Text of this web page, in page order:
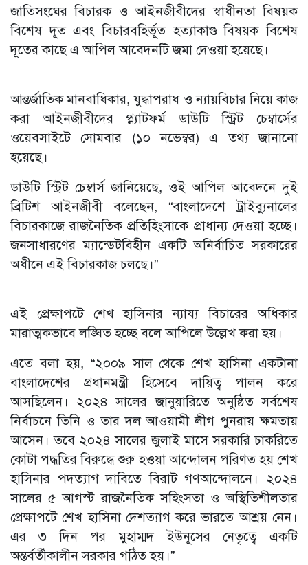
জাতিসংঘের বিচারক ও আইনজীবীদের স্বাধীনতা বিষয়ক
বিশেষ দূত এবং বিচারবহির্ভূত হত্যাকাণ্ড বিষয়ক বিশেষ
দূতের কাছে এ আপিল আবেদনটি জমা দেওয়া হয়েছে।
আন্তর্জাতিক মানবাধিকার, যুদ্ধাপরাধ ও ন্যায়বিচার নিয়ে কাজ
করা আইনজীবীদের প্ল্যাটফর্ম ডাউটি স্ট্রিট চেম্বার্সের
ওয়েবসাইটে সোমবার (১০ নভেম্বর) এ তথ্য জানানো
হয়েছে।
ডাউটি স্ট্রিট চেম্বার্স জানিয়েছে, ওই আপিল আবেদনে দুই
ব্রিটিশ আইনজীবী বলেছেন, “বাংলাদেশে ট্রাইব্যুনালের
বিচারকাজে রাজনৈতিক প্রতিহিংসাকে প্রাধান্য দেওয়া হচ্ছে।
জনসাধারণের ম্যান্ডেটবিহীন একটি অনির্বাচিত সরকারের
অধীনে এই বিচারকাজ চলছে।”
এই প্রেক্ষাপটে শেখ হাসিনার ন্যায্য বিচারের অধিকার
মারাত্মকভাবে লঙ্ঘিত হচ্ছে বলে আপিলে উল্লেখ করা হয়।
এতে বলা হয়, “২০০৯ সাল থেকে শেখ হাসিনা একটানা
বাংলাদেশের প্রধানমন্ত্রী হিসেবে দায়িত্ব পালন করে
আসছিলেন। ২০২৪ সালের জানুয়ারিতে অনুষ্ঠিত সর্বশেষ
নির্বাচনে তিনি ও তার দল আওয়ামী লীগ পুনরায় ক্ষমতায়
আসেন। তবে ২০২৪ সালের জুলাই মাসে সরকারি চাকরিতে
কোটা পদ্ধতির বিরুদ্ধে শুরু হওয়া আন্দোলন পরিণত হয় শেখ
হাসিনার পদত্যাগ দাবিতে বিরাট গণআন্দোলনে। ২০২৪
সালের ৫ আগস্ট রাজনৈতিক সহিংসতা ও অস্থিতিশীলতার
প্রেক্ষাপটে শেখ হাসিনা দেশত্যাগ করে ভারতে আশ্রয় নেন।
এর ৩ দিন পর মুহাম্মদ ইউনূসের নেতৃত্বে একটি
অন্তর্বর্তীকালীন সরকার গঠিত হয়।”